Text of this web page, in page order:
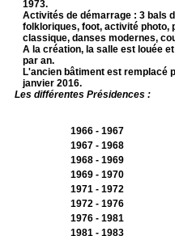
1973.
Activités de démarrage : 3 bals
folkloriques, foot, activité photo,
classique, danses modernes,
A la création, la salle est louée
par an.
L'ancien bâtiment est remplacé
janvier 2016.
Les différentes Présidences :
1966 - 1967
1967 - 1968
1968 - 1969
1969 - 1970
1971 - 1972
1972 - 1976
1976 - 1981
1981 - 1983